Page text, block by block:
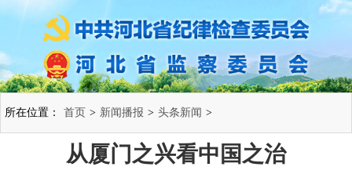
所在位置： 首页 > 新闻播报 > 头条新闻 >
从厦门之兴看中国之治